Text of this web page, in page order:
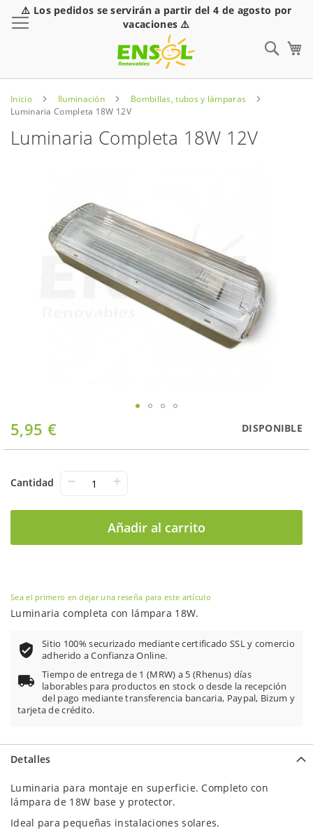
⚠️ Los pedidos se servirán a partir del 4 de agosto por
vacaciones ⚠️
Inicio Iluminación
Bombillas, tubos y lámparas
Luminaria Completa 18W 12V
Luminaria Completa 18W 12V
5,95 € DISPONIBLE
Cantidad − +
Añadir al carrito
imágenes
Saltar
al
comienzo
la
Sea el primero en dejar una reseña para este artículo
Luminaria completa con lámpara 18W.
Sitio 100% securizado mediante certificado SSL y comercio
adherido a Confianza Online.
Tiempo de entrega de 1 (MRW) a 5 (Rhenus) días
laborables para productos en stock o desde la recepción
del pago mediante transferencia bancaria, Paypal, Bizum y
tarjeta de crédito.
Detalles
Luminaria para montaje en superficie. Completo con
lámpara de 18W base y protector.
Ideal para pequeñas instalaciones solares.